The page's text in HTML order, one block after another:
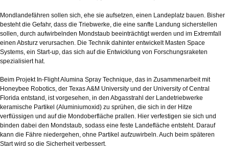
Mondlandefähren sollen sich, ehe sie aufsetzen, einen Landeplatz bauen. Bisher
besteht die Gefahr, dass die Triebwerke, die eine sanfte Landung sicherstellen
sollen, durch aufwirbelnden Mondstaub beeinträchtigt werden und im Extremfall
einen Absturz verursachen. Die Technik dahinter entwickelt Masten Space
Systems, ein Start-up, das sich auf die Entwicklung von Forschungsraketen
spezialisiert hat.
Beim Projekt In-Flight Alumina Spray Technique, das in Zusammenarbeit mit
Honeybee Robotics, der Texas A&M University und der University of Central
Florida entstand, ist vorgesehen, in den Abgasstrahl der Landetriebwerke
keramische Partikel (Aluminiumoxid) zu sprühen, die sich in der Hitze
verflüssigen und auf die Mondoberfläche prallen. Hier verfestigen sie sich und
binden dabei den Mondstaub, sodass eine feste Landefläche entsteht. Darauf
kann die Fähre niedergehen, ohne Partikel aufzuwirbeln. Auch beim späteren
Start wird so die Sicherheit verbessert.